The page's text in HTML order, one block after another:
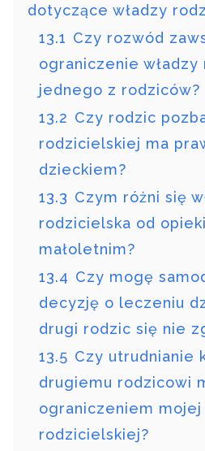
dotyczące władzy
13.1 Czy rozwód
ograniczenie
jednego z rodziców?
13.2 Czy rodzic
rodzicielskiej ma
dzieckiem?
13.3 Czym różni się
rodzicielska od
małoletnim?
13.4 Czy mogę
decyzję o leczeniu
drugi rodzic się nie
13.5 Czy utrudnianie
drugiemu rodzicowi
ograniczeniem mojej
rodzicielskiej?